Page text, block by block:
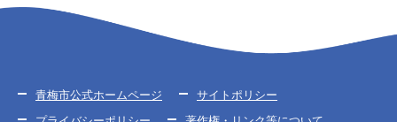
青梅市公式ホームページ
サイトポリシー